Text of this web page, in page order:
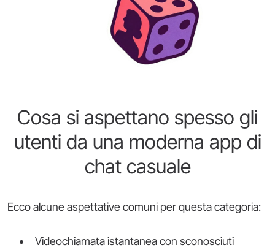
Cosa si aspettano spesso gli
utenti da una moderna app di
chat casuale
Ecco alcune aspettative comuni per questa categoria:
Videochiamata istantanea con sconosciuti